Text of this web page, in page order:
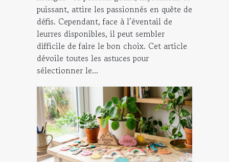
puissant, attire les passionnés en quête de
défis. Cependant, face à l’éventail de
leurres disponibles, il peut sembler
difficile de faire le bon choix. Cet article
dévoile toutes les astuces pour
sélectionner le...